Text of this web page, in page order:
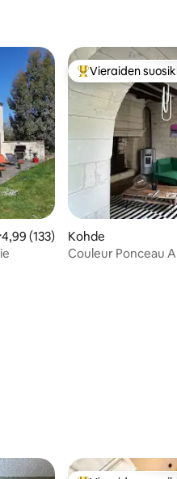
arvio 4,99/5, 133
4,99 (133)
Vieraiden
Vieraiden
Kohde
Couleur Ponceau